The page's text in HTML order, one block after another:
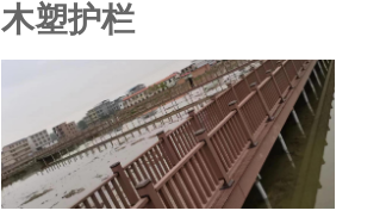
木塑护栏